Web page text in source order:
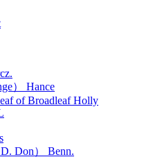
） Hance
of Broadleaf Holly
D. Don） Benn.